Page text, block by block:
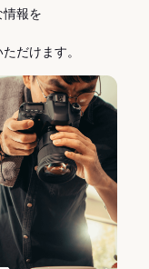
情報を
だけます。